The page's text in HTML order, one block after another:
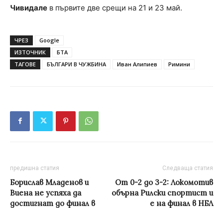
Чивидале в първите две срещи на 21 и 23 май.
ЧРЕЗ
Google
ИЗТОЧНИК
БТА
ТАГОВЕ
БЪЛГАРИ В ЧУЖБИНА Иван Алипиев Римини
предишна статия
Борислав Младенов и
Виена не успяха да
достигнат до финал в
Следваща статия
От 0-2 до 3-2: Локомотив
обърна Рилски спортист и
е на финал в НБЛ